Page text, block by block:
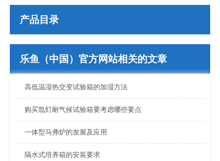
产品目录
乐鱼（中国）官方网站相关的文章
高低温湿热交变试验箱的加湿方法
购买氙灯耐气候试验箱要考虑哪些要点
一体型马弗炉的发展及应用
隔水式培养箱的安装要求